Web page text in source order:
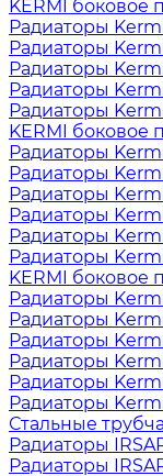
KERMI боковое
Радиаторы
Радиаторы
Радиаторы
Радиаторы
Радиаторы
KERMI боковое
Радиаторы
Радиаторы
Радиаторы
Радиаторы
Радиаторы
Радиаторы
KERMI боковое
Радиаторы
Радиаторы
Радиаторы
Радиаторы
Радиаторы
Радиаторы
Стальные
Радиаторы
Радиаторы